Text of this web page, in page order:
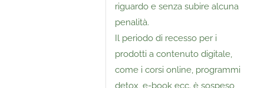
riguardo e senza subire alcuna
penalità.
Il periodo di recesso per i
prodotti a contenuto digitale,
come i corsi online, programmi
detox, e-book ecc. è sospeso